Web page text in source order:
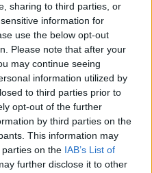
sharing to third parties, or
information for
use the below opt-out
Please note that after your
may continue seeing
information utilized by
to third parties prior to
opt-out of the further
by third parties on the
This information may
on the IAB’s List of
further disclose it to other
Le effusioni che il
reale italiana si è
non sono passate
su Diva e Donna,
si chiede anche
del
I due risultano
affiatati come un
tesi di una rottura
un altro dettaglio:
marzo, non è